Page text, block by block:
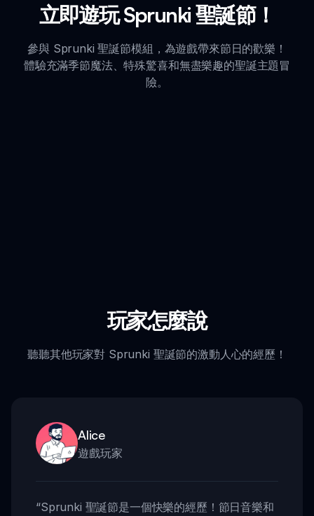
立即遊玩 Sprunki 聖誕節！
參與 Sprunki 聖誕節模組，為遊戲帶來節日的歡樂！
體驗充滿季節魔法、特殊驚喜和無盡樂趣的聖誕主題冒
險。
玩家怎麼說
聽聽其他玩家對 Sprunki 聖誕節的激動人心的經歷！
Alice
遊戲玩家
“Sprunki 聖誕節是一個快樂的經歷！節日音樂和